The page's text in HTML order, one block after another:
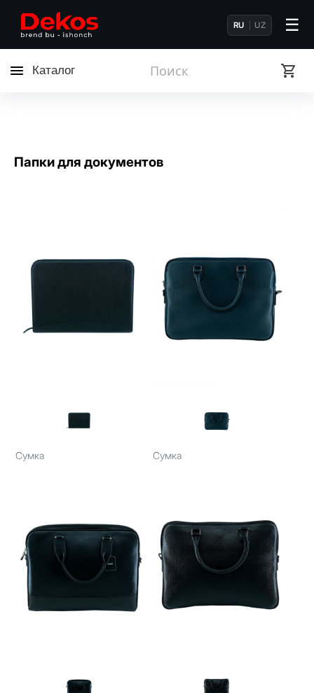
RU UZ ☰
Каталог
Папки для документов
Сумка Сумка